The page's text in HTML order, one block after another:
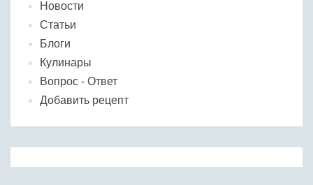
Новости
Статьи
Блоги
Кулинары
Вопрос - Ответ
Добавить рецепт